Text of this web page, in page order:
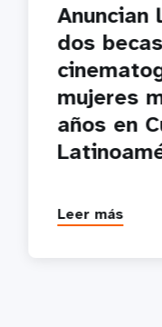
Anuncian
dos becas
mujeres
años en
Leer más